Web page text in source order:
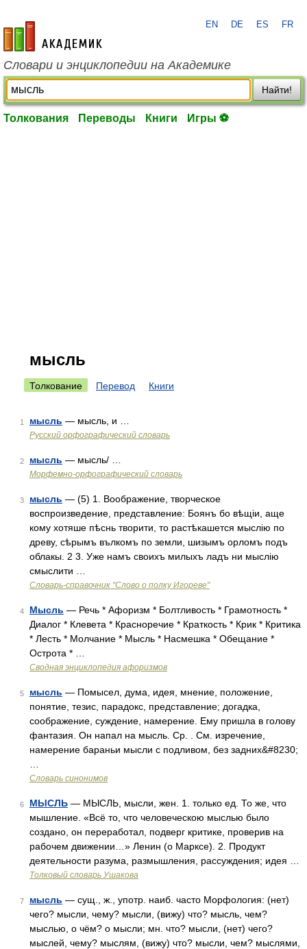
academic.ru
EN DE ES FR
Словари и энциклопедии на Академике
Найти!
Толкования Переводы Книги Игры ⚽
мысль
Толкование Перевод Книги
1 мысль — мысль, и …
Русский орфографический словарь
2 мысль — мысль/ …
Морфемно-орфографический словарь
3 мысль — (5) 1. Воображение, творческое
воспроизведение, представление: Боянъ бо вѣщіи, аще
кому хотяше пѣснь творити, то растѣкашется мыслію по
древу, сѣрымъ вълкомъ по земли, шизымъ орломъ подъ
облакы. 2 3. Уже намъ своихъ милыхъ ладъ ни мыслію
смыслити …
Словарь-справочник "Слово о полку Игореве"
4 Мысль — Речь * Афоризм * Болтливость * Грамотность *
Диалог * Клевета * Красноречие * Краткость * Крик * Критика
* Лесть * Молчание * Мысль * Насмешка * Обещание *
Острота * …
Сводная энциклопедия афоризмов
5 мысль — Помысел, дума, идея, мнение, положение,
понятие, тезис, парадокс, представление; догадка,
соображение, суждение, намерение. Ему пришла в голову
фантазия. Он напал на мысль. Ср. . См. изречение,
намерение бараньи мысли с подливом, без задних&#8230;
Словарь синонимов
6 МЫСЛЬ — МЫСЛЬ, мысли, жен. 1. только ед. То же, что
мышление. «Всё то, что человеческою мыслью было
создано, он переработал, подверг критике, проверив на
рабочем движении…» Ленин (о Марксе). 2. Продукт
деятельности разума, размышления, рассуждения; идея …
Толковый словарь Ушакова
7 мысль — сущ., ж., употр. наиб. часто Морфология: (нет)
чего? мысли, чему? мысли, (вижу) что? мысль, чем?
мыслью, о чём? о мысли; мн. что? мысли, (нет) чего?
мыслей, чему? мыслям, (вижу) что? мысли, чем? мыслями,